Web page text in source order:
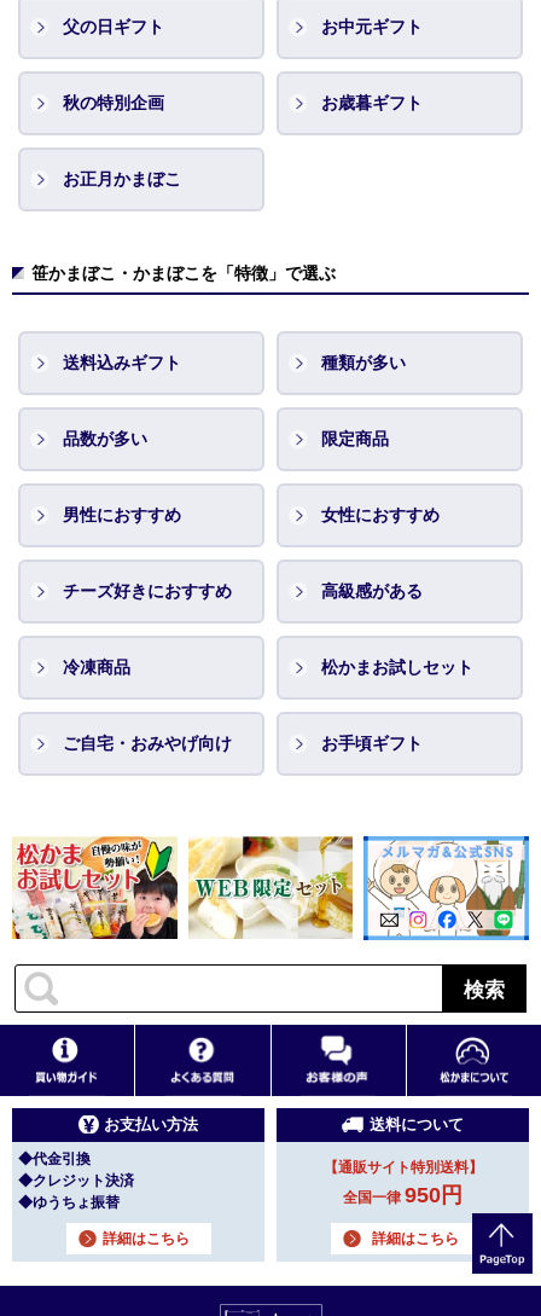
父の日ギフト お中元ギフト
秋の特別企画 お歳暮ギフト
お正月かまぼこ
笹かまぼこ・かまぼこを「特徴」で選ぶ
送料込みギフト 種類が多い
品数が多い 限定商品
男性におすすめ 女性におすすめ
チーズ好きにおすすめ 高級感がある
冷凍商品 松かまお試しセット
ご自宅・おみやげ向け お手頃ギフト
検索
お支払い方法
◆代金引換
◆クレジット決済
◆ゆうちょ振替
詳細はこちら
送料について
【通販サイト特別送料】
全国一律 950円
詳細はこちら